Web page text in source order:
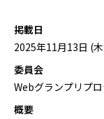
掲載日
2025年11月13日 (
委員会
Webグランプリプ
概要